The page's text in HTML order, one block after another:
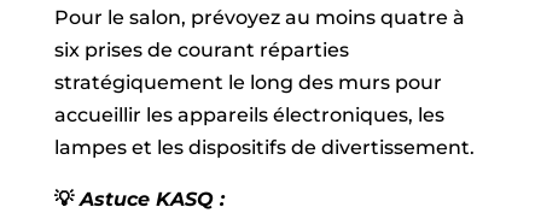
Pour le salon, prévoyez au moins quatre à
six prises de courant réparties
stratégiquement le long des murs pour
accueillir les appareils électroniques, les
lampes et les dispositifs de divertissement.
💡Astuce KASQ :